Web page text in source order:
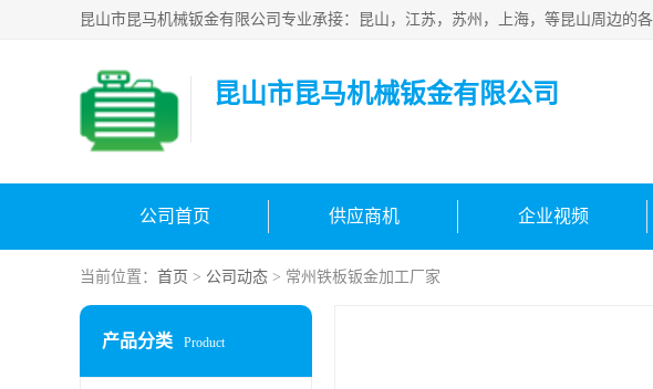
昆山市昆马机械钣金有限公司
公司首页 供应商机 企业视频
当前位置： 首页 > 公司动态 > 常州铁板钣金加工厂家
产品分类 Product